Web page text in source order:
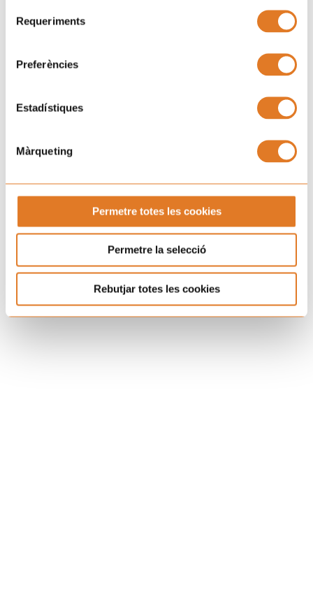
Requeriments
Preferències
Estadístiques
Màrqueting
Permetre totes les cookies
Permetre la selecció
Rebutjar totes les cookies